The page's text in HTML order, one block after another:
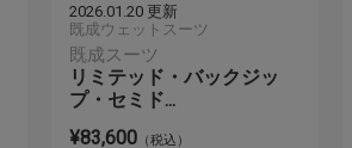
2026.01.20 更新
既成ウェットスーツ
既成スーツ
リミテッド・バックジッ
プ・セミド...
¥83,600（税込）